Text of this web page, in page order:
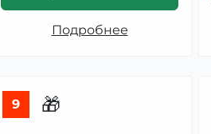
Подробнее
9 🎁